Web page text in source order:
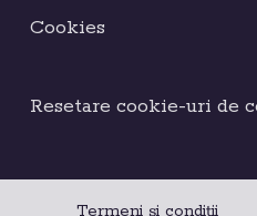
Cookies
Resetare cookie-uri de
Termeni și condiții